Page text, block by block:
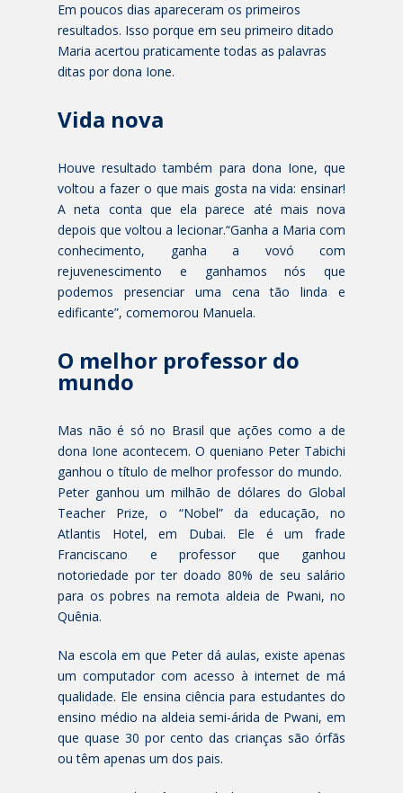
Em poucos dias apareceram os primeiros
resultados. Isso porque em seu primeiro ditado
Maria acertou praticamente todas as palavras
ditas por dona Ione.
Vida nova
Houve resultado também para dona Ione, que
voltou a fazer o que mais gosta na vida: ensinar!
A neta conta que ela parece até mais nova
depois que voltou a lecionar.“Ganha a Maria com
conhecimento, ganha a vovó com
rejuvenescimento e ganhamos nós que
podemos presenciar uma cena tão linda e
edificante”, comemorou Manuela.
O melhor professor do
mundo
Mas não é só no Brasil que ações como a de
dona Ione acontecem. O queniano Peter Tabichi
ganhou o título de melhor professor do mundo.
Peter ganhou um milhão de dólares do Global
Teacher Prize, o “Nobel” da educação, no
Atlantis Hotel, em Dubai. Ele é um frade
Franciscano e professor que ganhou
notoriedade por ter doado 80% de seu salário
para os pobres na remota aldeia de Pwani, no
Quênia.
Na escola em que Peter dá aulas, existe apenas
um computador com acesso à internet de má
qualidade. Ele ensina ciência para estudantes do
ensino médio na aldeia semi-árida de Pwani, em
que quase 30 por cento das crianças são órfãs
ou têm apenas um dos pais.